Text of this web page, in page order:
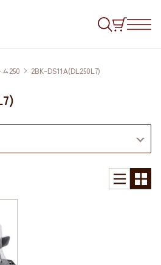
250 2BK-DS11A(DL250L7)